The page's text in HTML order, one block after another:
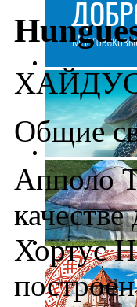
Общие
Апполо
Хортус